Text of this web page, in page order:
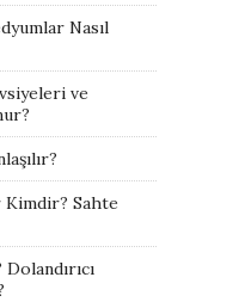
Nasıl
ve
Kimdir? Sahte